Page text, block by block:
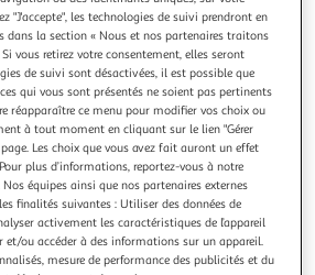
Voir conditions
5.5 kg
"J'accepte", les technologies de suivi prendront en
dans la section « Nous et nos partenaires traitons
vous retirez votre consentement, elles seront
de suivi sont désactivées, il est possible que
qui vous sont présentés ne soient pas pertinents
réapparaître ce menu pour modifier vos choix ou
à tout moment en cliquant sur le lien "Gérer
Les choix que vous avez fait auront un effet
plus d’informations, reportez-vous à notre
équipes ainsi que nos partenaires externes
finalités suivantes : Utiliser des données de
activement les caractéristiques de l’appareil
et/ou accéder à des informations sur un appareil.
mesure de performance des publicités et du